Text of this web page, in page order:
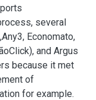
several
Economato,
and Argus
because it met
of
for example.